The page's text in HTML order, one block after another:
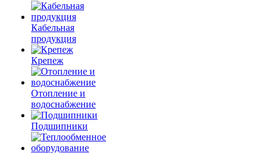
Кабельная
продукция
Крепеж
Отопление и
водоснабжение
Подшипники